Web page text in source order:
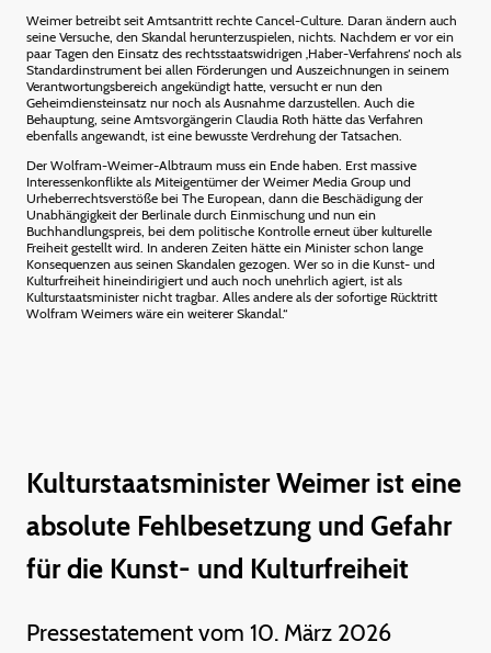
Weimer betreibt seit Amtsantritt rechte Cancel-Culture. Daran ändern auch
seine Versuche, den Skandal herunterzuspielen, nichts. Nachdem er vor ein
paar Tagen den Einsatz des rechtsstaatswidrigen ‚Haber-Verfahrens‘ noch als
Standardinstrument bei allen Förderungen und Auszeichnungen in seinem
Verantwortungsbereich angekündigt hatte, versucht er nun den
Geheimdiensteinsatz nur noch als Ausnahme darzustellen. Auch die
Behauptung, seine Amtsvorgängerin Claudia Roth hätte das Verfahren
ebenfalls angewandt, ist eine bewusste Verdrehung der Tatsachen.
Der Wolfram-Weimer-Albtraum muss ein Ende haben. Erst massive
Interessenkonflikte als Miteigentümer der Weimer Media Group und
Urheberrechtsverstöße bei The European, dann die Beschädigung der
Unabhängigkeit der Berlinale durch Einmischung und nun ein
Buchhandlungspreis, bei dem politische Kontrolle erneut über kulturelle
Freiheit gestellt wird. In anderen Zeiten hätte ein Minister schon lange
Konsequenzen aus seinen Skandalen gezogen. Wer so in die Kunst- und
Kulturfreiheit hineindirigiert und auch noch unehrlich agiert, ist als
Kulturstaatsminister nicht tragbar. Alles andere als der sofortige Rücktritt
Wolfram Weimers wäre ein weiterer Skandal.“
Kulturstaatsminister Weimer ist eine
absolute Fehlbesetzung und Gefahr
für die Kunst- und Kulturfreiheit
Pressestatement vom 10. März 2026